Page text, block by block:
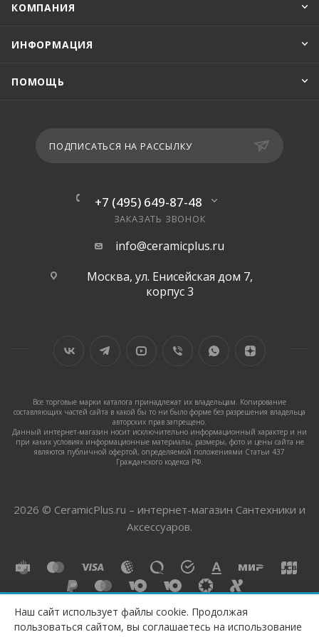
ПОД ЗАКАЗ
КОМПАНИЯ
ИНФОРМАЦИЯ
ПОМОЩЬ
ПОДПИСАТЬСЯ НА РАССЫЛКУ
+7 (495) 649-87-48
ЗАКАЗАТЬ ЗВОНОК
info@ceramicplus.ru
Москва, ул. Енисейская дом 7,
корпус 3
Все торговые марки каталога принадлежат их владельцам. Копирование
составляющих частей сайта в какой бы то ни было форме без разрешения владельца
авторских прав запрещено.
Данный интернет-магазин носит исключительно информационный характер и ни
при каких условиях информационные материалы, размеры, фото и цены сайта не
являются публичной офертой, определяемой положениями Статьи 437
Гражданского кодекса РФ.
2026 © CeramicPlus.ru – интернет-магазин Сантехники и
Аксессуаров.
Наш сайт использует файлы cookie. Продолжая
пользоваться сайтом, вы соглашаетесь на использование